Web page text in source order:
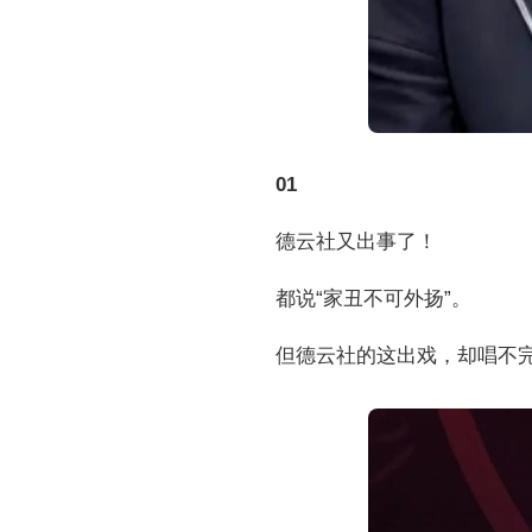
01
德云社又出事了！
都说“家丑不可外扬”。
但德云社的这出戏，却唱不